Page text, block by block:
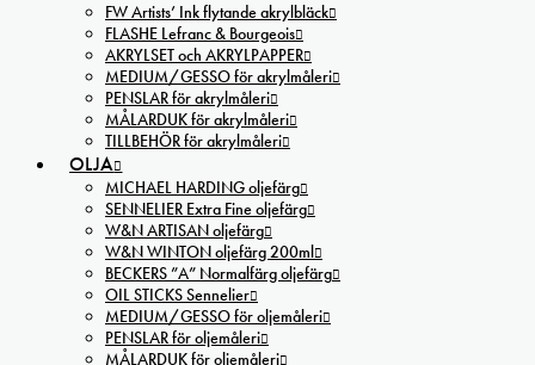
FW Artists’ Ink flytande akrylbläck
FLASHE Lefranc & Bourgeois
AKRYLSET och AKRYLPAPPER
MEDIUM/GESSO för akrylmåleri
PENSLAR för akrylmåleri
MÅLARDUK för akrylmåleri
TILLBEHÖR för akrylmåleri
OLJA
MICHAEL HARDING oljefärg
SENNELIER Extra Fine oljefärg
W&N ARTISAN oljefärg
W&N WINTON oljefärg 200ml
BECKERS ”A” Normalfärg oljefärg
OIL STICKS Sennelier
MEDIUM/GESSO för oljemåleri
PENSLAR för oljemåleri
MÅLARDUK för oljemåleri